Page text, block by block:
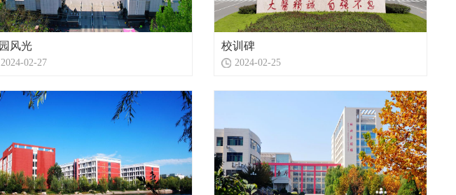
风光
2024-02-27
校训碑
2024-02-25